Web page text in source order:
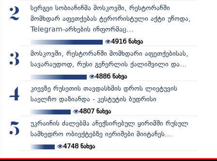
2
სერგეი სობიანინმა მოსკოვში, რესტორანში
მომხდარ აფეთქებას ტერორისტული აქტი უწოდა,
Telegram-არხების ინფორმაც...
4916ნახვა
3
მოსკოვში, რესტორანში მომხდარი აფეთქებისას,
სავარაუდოდ, რუსი გენერლის ქალიშვილი და...
4886ნახვა
4
კიევზე რუსეთის თავდასხმის დროს ლიეტუვის
საელჩო დაზიანდა - კესტუტის ბუდრისი
4807ნახვა
5
უკრაინის ძალებმა ანექსირებულ ყირიმში რუსულ
სამხედრო ობიექტებზე იერიშები მიიტანეს...
4748ნახვა